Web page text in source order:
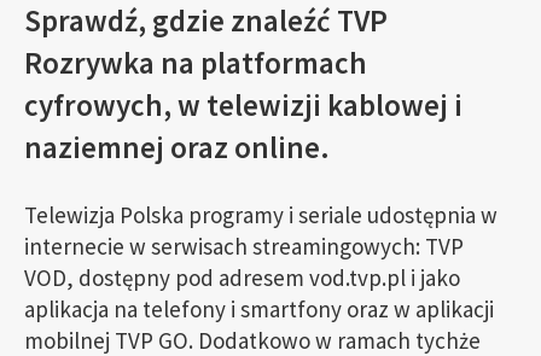
Sprawdź, gdzie znaleźć TVP
Rozrywka na platformach
cyfrowych, w telewizji kablowej i
naziemnej oraz online.
Telewizja Polska programy i seriale udostępnia w
internecie w serwisach streamingowych: TVP
VOD, dostępny pod adresem vod.tvp.pl i jako
aplikacja na telefony i smartfony oraz w aplikacji
mobilnej TVP GO. Dodatkowo w ramach tychże